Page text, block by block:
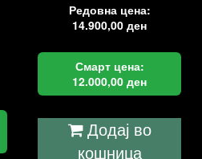
Редовна цена:
14.900,00ден
Смарт цена:
12.000,00ден
Додај во
кошница